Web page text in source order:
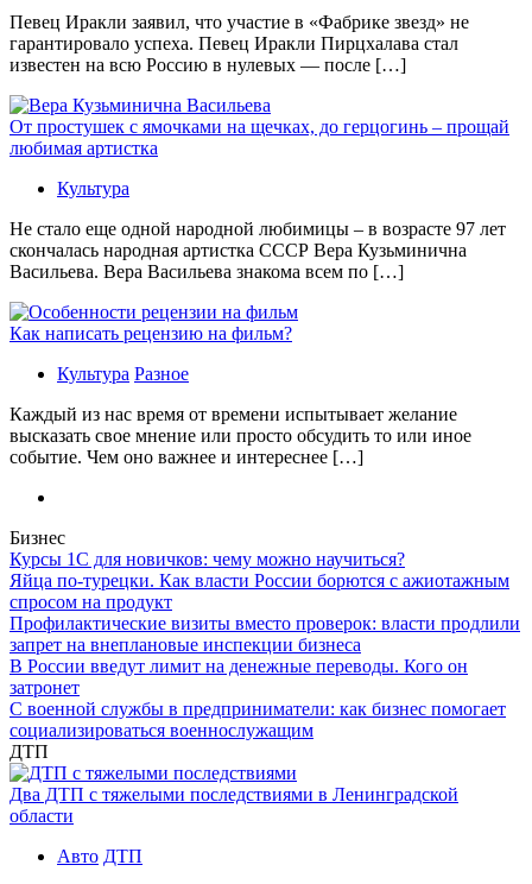
Певец Иракли заявил, что участие в «Фабрике звезд» не
гарантировало успеха. Певец Иракли Пирцхалава стал
известен на всю Россию в нулевых — после […]
От простушек с ямочками на щечках, до герцогинь – прощай
любимая артистка
Культура
Не стало еще одной народной любимицы – в возрасте 97 лет
скончалась народная артистка СССР Вера Кузьминична
Васильева. Вера Васильева знакома всем по […]
Как написать рецензию на фильм?
Культура Разное
Каждый из нас время от времени испытывает желание
высказать свое мнение или просто обсудить то или иное
событие. Чем оно важнее и интереснее […]
Бизнес
Курсы 1С для новичков: чему можно научиться?
Яйца по-турецки. Как власти России борются с ажиотажным
спросом на продукт
Профилактические визиты вместо проверок: власти продлили
запрет на внеплановые инспекции бизнеса
В России введут лимит на денежные переводы. Кого он
затронет
С военной службы в предприниматели: как бизнес помогает
социализироваться военнослужащим
ДТП
Два ДТП с тяжелыми последствиями в Ленинградской
области
Авто ДТП